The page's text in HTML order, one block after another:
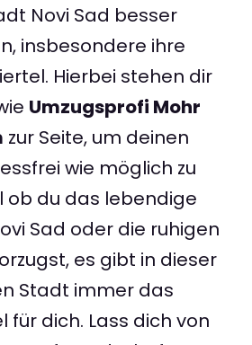
Novi Sad besser
insbesondere ihre
Hierbei stehen dir
Umzugsprofi Mohr
zur Seite, um deinen
wie möglich zu
ob du das lebendige
Sad oder die ruhigen
es gibt in dieser
Stadt immer das
für dich. Lass dich von